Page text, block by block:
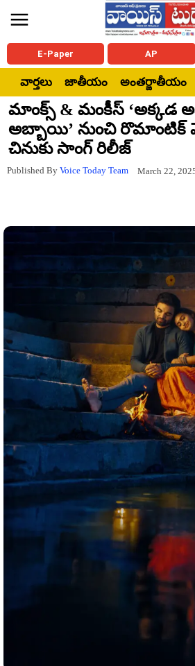
E-Paper AP
వార్తలు జాతీయం అంతర్జాతీయం
మాంక్స్ & మంకీస్ ‘అక్కడ
అబ్బాయి’ నుంచి
చినుకు సాంగ్ రిలీజ్
Published By Voice Today Team March 22,